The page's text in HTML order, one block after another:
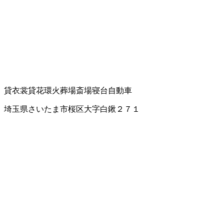
貸衣裳貸花環火葬場斎場寝台自動車
埼玉県さいたま市桜区大字白鍬２７１